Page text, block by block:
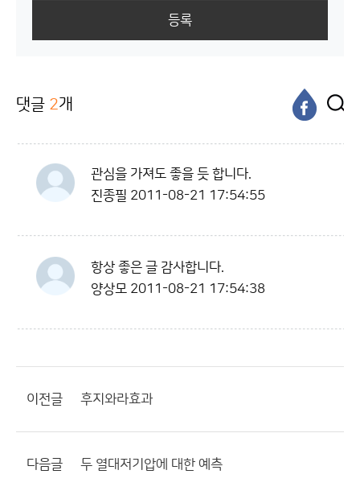
등록
댓글 2개
관심을 가져도 좋을 듯 합니다.
진종필 2011-08-21 17:54:55
항상 좋은 글 감사합니다.
양상모 2011-08-21 17:54:38
이전글 후지와라효과
다음글 두 열대저기압에 대한 예측